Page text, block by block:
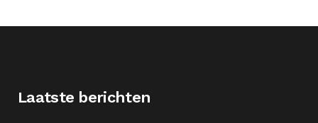
Laatste berichten